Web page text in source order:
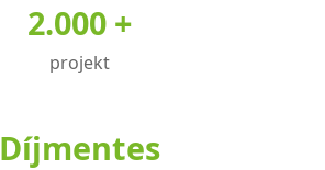
2.000 +
projekt
Díjmentes